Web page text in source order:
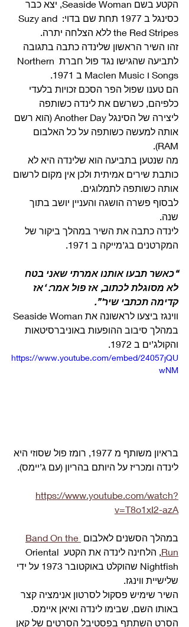
הקטע בשם Seaside Woman, יצא כבר
כסינגל ב 1977 תחת שם בדוי: Suzy and
the Red Stripes ללא הצלחה יתרה.
זהו השיר הראשון שלינדה כתבה בתגובה
לתביעה שהגישו נגד פול חברת Northern
Songs ו Maclen Music ב 1971.
הם טענו שפול הפר הסכם זכויות בלעדי
כלפיהם, כשרשם את לינדה כשותפה
ליצירה של הסינגל Another Day (הוא רשם
אותה למעשה כשותפה על כל האלבום
RAM).
מה שנטען בתביעה הוא שלינדה היא לא
כותבת שירים אמיתית ולכן אין מקום לרשום
אותה כשותפה לתמלוגים.
לבסוף פשרה הושגה והעניין יושב בתוך
שנה.
לינדה כתבה את השיר במהלך ביקור של
המקרטנים בג’מייקה ב 1971.
“כאשר תבעו אותנו אמרתי שאני בטח
לא מסוגלת לכתוב, אז פול אמר: ‘אז
קדימה תכתבי שיר'”.
במהלך סיבוב ההופעות באוניברסיטאות
והקולג’ים ב 1972.
https://www.youtube.com/embed/24057jQU
wNM
בראיון משותף מ 1977, רומז פול שסוזי היא
לינדה ומכריז על היותם בהריון (עם ג’יימס).
https://www.youtube.com/watch?
v=T8o1xI2-azA
במהלך הסשנים לאלבום Band On the
Run
, הלחינה לינדה את הקטע Oriental
Nightfish שהוקלט באוקטובר 1973 על ידי
שלישיית ווינגז.
השיר שימיש פסקול לסרטון אנימציה קצר
באותו השם, שבימו לינדה ואיאן איימס.
הסרט השתתף בפסטיבל הסרטים של קאן